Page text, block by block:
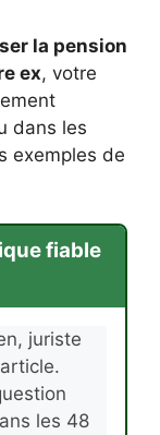
la pension
ex, votre
dans les
exemples de
fiable
juriste
les 48